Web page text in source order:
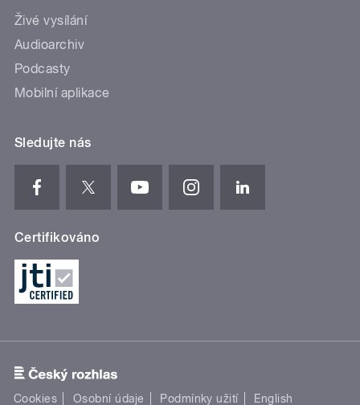
Živé vysílání
Audioarchiv
Podcasty
Mobilní aplikace
Sledujte nás
Certifikováno
Cookies Osobní údaje Podmínky užití English